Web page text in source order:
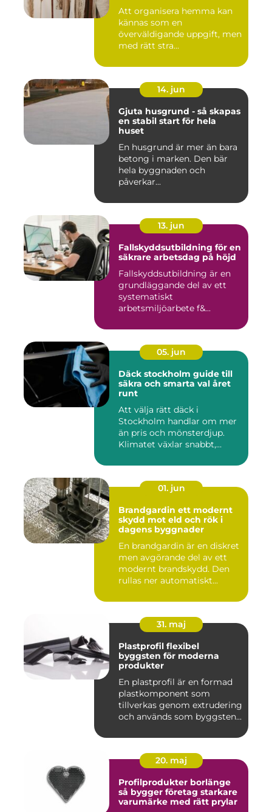
Att organisera hemma kan
kännas som en
överväldigande uppgift, men
med rätt stra...
14. jun
Gjuta husgrund - så skapas
en stabil start för hela
huset
En husgrund är mer än bara
betong i marken. Den bär
hela byggnaden och
påverkar...
13. jun
Fallskyddsutbildning för en
säkrare arbetsdag på höjd
Fallskyddsutbildning är en
grundläggande del av ett
systematiskt
arbetsmiljöarbete f&...
05. jun
Däck stockholm guide till
säkra och smarta val året
runt
Att välja rätt däck i
Stockholm handlar om mer
än pris och mönsterdjup.
Klimatet växlar snabbt,
01. jun
Brandgardin ett modernt
skydd mot eld och rök i
dagens byggnader
En brandgardin är en diskret
men avgörande del av ett
modernt brandskydd. Den
rullas ner automatiskt...
31. maj
Plastprofil flexibel
byggsten för moderna
produkter
En plastprofil är en formad
plastkomponent som
tillverkas genom extrudering
och används som byggsten...
20. maj
Profilprodukter borlänge
så bygger företag starkare
varumärke med rätt prylar